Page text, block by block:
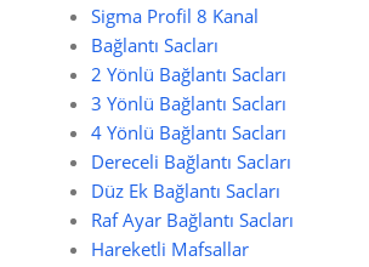
Sigma Profil 8 Kanal
Bağlantı Sacları
2 Yönlü Bağlantı Sacları
3 Yönlü Bağlantı Sacları
4 Yönlü Bağlantı Sacları
Dereceli Bağlantı Sacları
Düz Ek Bağlantı Sacları
Raf Ayar Bağlantı Sacları
Hareketli Mafsallar